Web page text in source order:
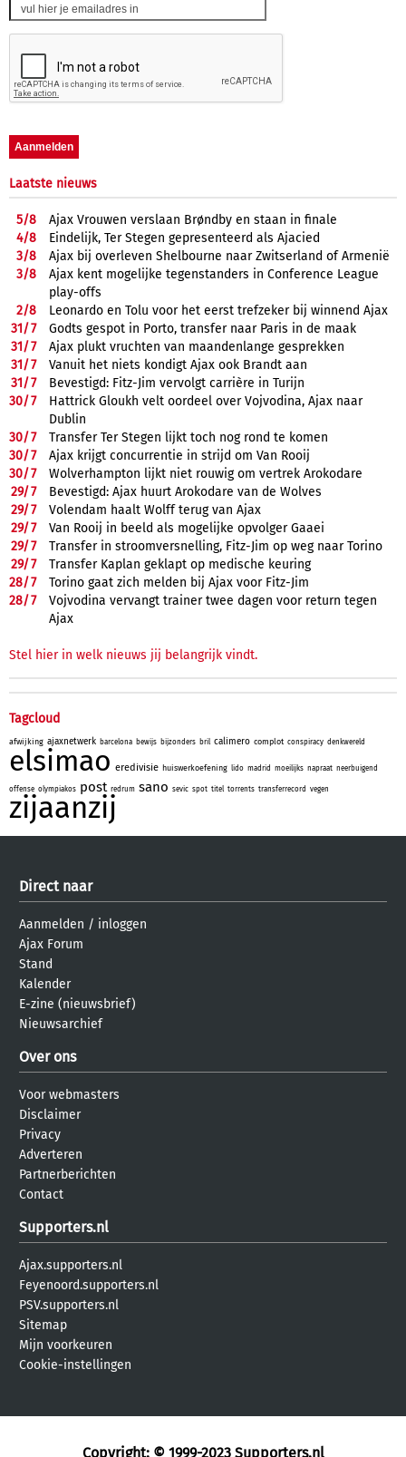
Laatste nieuws
5/8
Ajax Vrouwen verslaan Brøndby en staan in finale
4/8
Eindelijk, Ter Stegen gepresenteerd als Ajacied
3/8
Ajax bij overleven Shelbourne naar Zwitserland of Armenië
3/8
Ajax kent mogelijke tegenstanders in Conference League
play-offs
2/8
Leonardo en Tolu voor het eerst trefzeker bij winnend Ajax
31/7
Godts gespot in Porto, transfer naar Paris in de maak
31/7
Ajax plukt vruchten van maandenlange gesprekken
31/7
Vanuit het niets kondigt Ajax ook Brandt aan
31/7
Bevestigd: Fitz-Jim vervolgt carrière in Turijn
30/7
Hattrick Gloukh velt oordeel over Vojvodina, Ajax naar
Dublin
30/7
Transfer Ter Stegen lijkt toch nog rond te komen
30/7
Ajax krijgt concurrentie in strijd om Van Rooij
30/7
Wolverhampton lijkt niet rouwig om vertrek Arokodare
29/7
Bevestigd: Ajax huurt Arokodare van de Wolves
29/7
Volendam haalt Wolff terug van Ajax
29/7
Van Rooij in beeld als mogelijke opvolger Gaaei
29/7
Transfer in stroomversnelling, Fitz-Jim op weg naar Torino
29/7
Transfer Kaplan geklapt op medische keuring
28/7
Torino gaat zich melden bij Ajax voor Fitz-Jim
28/7
Vojvodina vervangt trainer twee dagen voor return tegen
Ajax
Stel hier in welk nieuws jij belangrijk vindt.
Tagcloud
afwijking ajaxnetwerk barcelona bewijs bijzonders bril calimero complot conspiracy denkwereld
elsimao eredivisie huiswerkoefening lido madrid moeilijks napraat neerbuigend
offense olympiakos post redrum sano sevic spot titel torrents transferrecord vegen
zijaanzij
Direct naar
Aanmelden / inloggen
Ajax Forum
Stand
Kalender
E-zine (nieuwsbrief)
Nieuwsarchief
Over ons
Voor webmasters
Disclaimer
Privacy
Adverteren
Partnerberichten
Contact
Supporters.nl
Ajax.supporters.nl
Feyenoord.supporters.nl
PSV.supporters.nl
Sitemap
Mijn voorkeuren
Cookie-instellingen
Copyright: © 1999-2023 Supporters.nl